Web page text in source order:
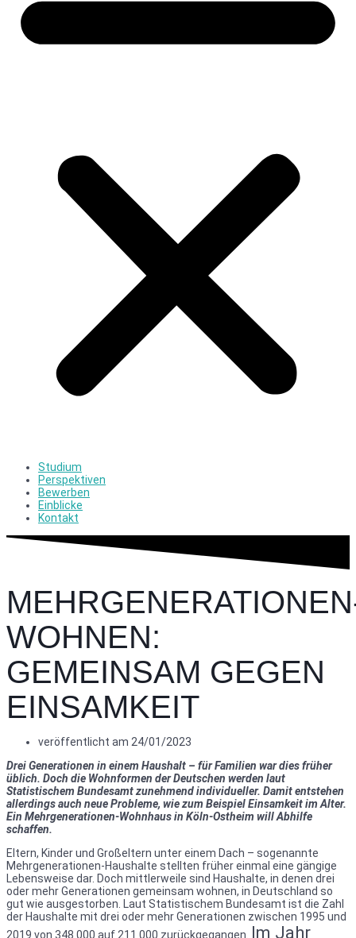
Studium
Perspektiven
Bewerben
Einblicke
Kontakt
WOHNEN:
GEMEINSAM GEGEN
EINSAMKEIT
veröffentlicht am 24/01/2023
Drei Generationen in einem Haushalt – für Familien war dies früher
üblich. Doch die Wohnformen der Deutschen werden laut
Statistischem Bundesamt zunehmend individueller. Damit entstehen
allerdings auch neue Probleme, wie zum Beispiel Einsamkeit im Alter.
Ein Mehrgenerationen-Wohnhaus in Köln-Ostheim will Abhilfe
schaffen.
Eltern, Kinder und Großeltern unter einem Dach – sogenannte
Mehrgenerationen-Haushalte stellten früher einmal eine gängige
Lebensweise dar. Doch mittlerweile sind Haushalte, in denen drei
oder mehr Generationen gemeinsam wohnen, in Deutschland so
gut wie ausgestorben. Laut Statistischem Bundesamt ist die Zahl
der Haushalte mit drei oder mehr Generationen zwischen 1995 und
2019 von 348.000 auf 211.000 zurückgegangen. Im Jahr